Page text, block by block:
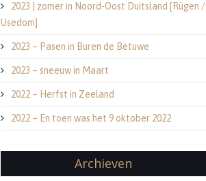
2023 | zomer in Noord-Oost Duitsland [Rügen /
Usedom]
2023 – Pasen in Buren de Betuwe
2023 – sneeuw in Maart
2022 – Herfst in Zeeland
2022 – En toen was het 9 oktober 2022
Archieven